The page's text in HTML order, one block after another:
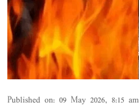
Published on: 09 May 2026, 8:15 am